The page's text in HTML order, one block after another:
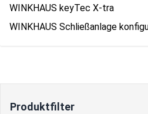
Produktfilter
WINKHAUS keyTec X-tra
WINKHAUS Schließanlage